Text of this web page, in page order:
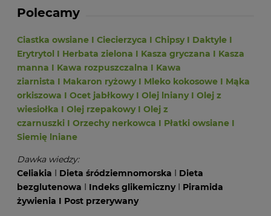
Polecamy
Ciastka owsiane I Ciecierzyca I ChipsyI Daktyle I
Erytrytol I Herbata zielona I Kasza gryczana I Kasza
manna I Kawa rozpuszczalna I Kawa
ziarnista I Makaron ryżowyI Mleko kokosowe I Mąka
orkiszowa I Ocet jabłkowyI Olej lnianyI Olej z
wiesiołka I Olej rzepakowyI Olej z
czarnuszki I Orzechy nerkowca I Płatki owsiane I
Siemię lniane
Dawka wiedzy:
Celiakia I Dieta śródziemnomorska I Dieta
bezglutenowa I Indeks glikemicznyI Piramida
żywienia I Post przerywany